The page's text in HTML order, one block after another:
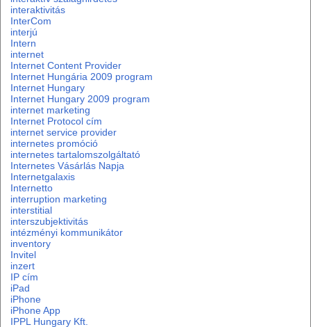
interaktivitás
InterCom
interjú
Intern
internet
Internet Content Provider
Internet Hungária 2009 program
Internet Hungary
Internet Hungary 2009 program
internet marketing
Internet Protocol cím
internet service provider
internetes promóció
internetes tartalomszolgáltató
Internetes Vásárlás Napja
Internetgalaxis
Internetto
interruption marketing
interstitial
interszubjektivitás
intézményi kommunikátor
inventory
Invitel
inzert
IP cím
iPad
iPhone
iPhone App
IPPL Hungary Kft.